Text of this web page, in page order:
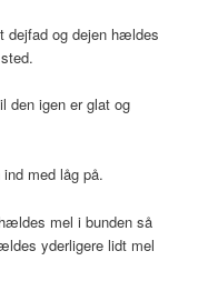
dejfad og dejen hældes
den igen er glat og
med låg på.
mel i bunden så
yderligere lidt mel